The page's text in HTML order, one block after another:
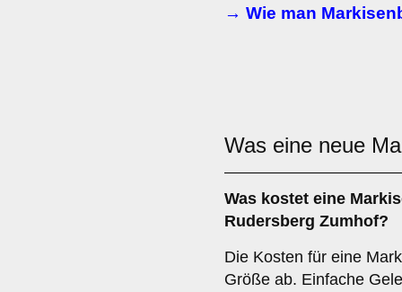
→ Wie man
Was eine neue
Was kostet eine
Rudersberg Zumhof?
Die Kosten für eine
Größe ab. Einfache